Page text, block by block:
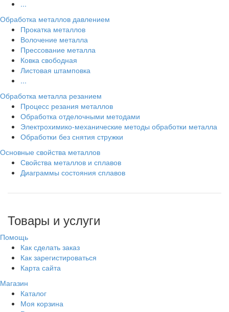
...
Обработка металлов давлением
Прокатка металлов
Волочение металла
Прессование металла
Ковка свободная
Листовая штамповка
...
Обработка металла резанием
Процесс резания металлов
Обработка отделочными методами
Электрохимико-механические методы обработки металла
Обработки без снятия стружки
Основные свойства металлов
Свойства металлов и сплавов
Диаграммы состояния сплавов
Товары и услуги
Помощь
Как сделать заказ
Как зарегистироваться
Карта сайта
Магазин
Каталог
Моя корзина